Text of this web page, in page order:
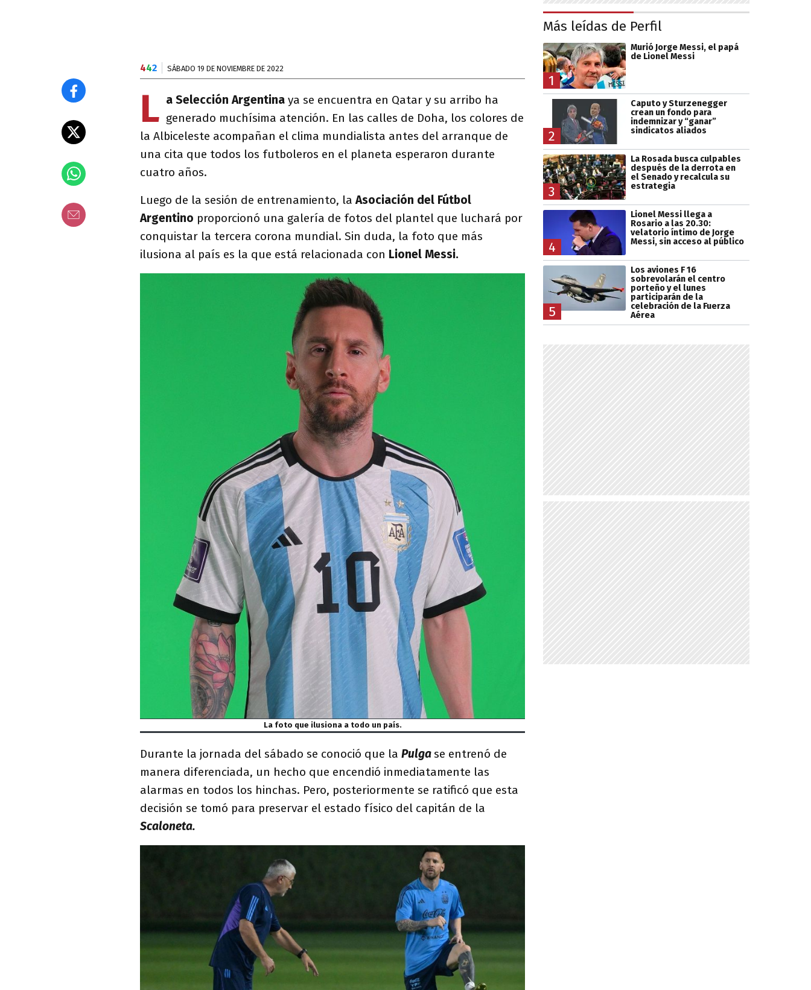
442 SÁBADO 19 DE NOVIEMBRE DE 2022
L a Selección Argentina ya se encuentra en Qatar y su arribo ha
generado muchísima atención. En las calles de Doha, los colores de
la Albiceleste acompañan el clima mundialista antes del arranque de
una cita que todos los futboleros en el planeta esperaron durante
cuatro años.
Luego de la sesión de entrenamiento, laAsociación del Fútbol
Argentino proporcionó una galería de fotos del plantel que luchará por
conquistar la tercera corona mundial. Sin duda, la foto que más
ilusiona al país es la que está relacionada con Lionel Messi.
La foto que ilusiona a todo un país.
Durante la jornada del sábado se conoció que la Pulgase entrenó de
manera diferenciada, un hecho que encendió inmediatamente las
alarmas en todos los hinchas. Pero, posteriormente se ratificó que esta
decisión se tomó para preservar el estado físico del capitán de la
Scaloneta.
Más leídas de Perfil
1
Murió Jorge Messi, el papá
de Lionel Messi
2
Caputo y Sturzenegger
crean un fondo para
indemnizar y “ganar”
sindicatos aliados
3
La Rosada busca culpables
después de la derrota en
el Senado y recalcula su
estrategia
4
Lionel Messi llega a
Rosario a las 20.30:
velatorio íntimo de Jorge
Messi, sin acceso al público
5
Los aviones F 16
sobrevolarán el centro
porteño y el lunes
participarán de la
celebración de la Fuerza
Aérea